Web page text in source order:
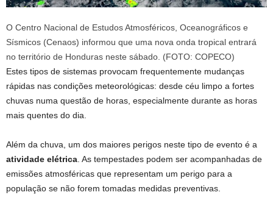
O Centro Nacional de Estudos Atmosféricos, Oceanográficos e
Sísmicos (Cenaos) informou que uma nova onda tropical entrará
no território de Honduras neste sábado. (FOTO: COPECO)
Estes tipos de sistemas provocam frequentemente mudanças
rápidas nas condições meteorológicas: desde céu limpo a fortes
chuvas numa questão de horas, especialmente durante as horas
mais quentes do dia.
Além da chuva, um dos maiores perigos neste tipo de evento é a
atividade elétrica . As tempestades podem ser acompanhadas de
emissões atmosféricas que representam um perigo para a
população se não forem tomadas medidas preventivas.